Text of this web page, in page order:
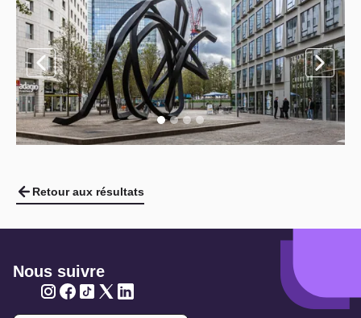
Retour aux résultats
Nous suivre